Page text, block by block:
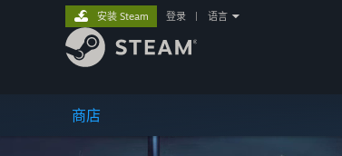
商店
安装 Steam 登录 语言